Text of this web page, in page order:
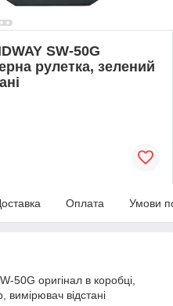
SW-50G
рулетка, зелений
Оплата Умови
50G оригінал в коробці,
вимірювач відстані